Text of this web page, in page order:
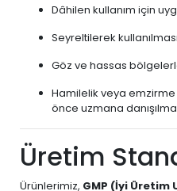
Dâhilen kullanım için
Seyreltilerek
Göz ve hassas
Hamilelik veya
önce uzmana
Üretim
Ürünlerimiz, GMP (İyi Üretim